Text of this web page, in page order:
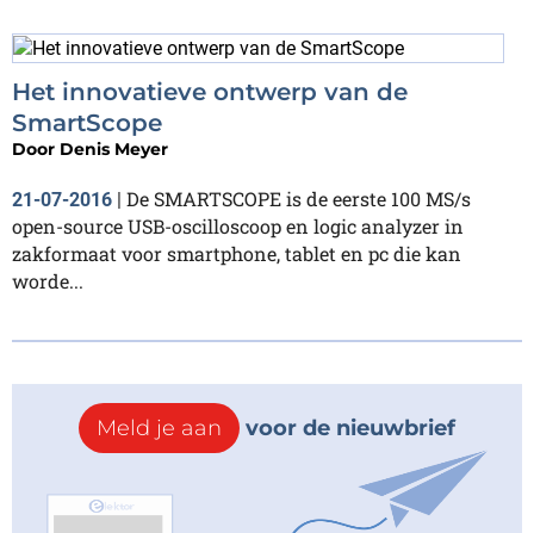
Het innovatieve ontwerp van de
SmartScope
Door Denis Meyer
21-07-2016 | De SMARTSCOPE is de eerste 100 MS/s
open-source USB-oscilloscoop en logic analyzer in
zakformaat voor smartphone, tablet en pc die kan
worde...
Meld je aan voor de nieuwbrief